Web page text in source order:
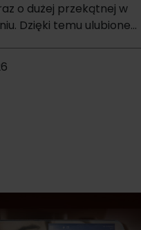
o dużej przekątnej w
Dzięki temu ulubione...